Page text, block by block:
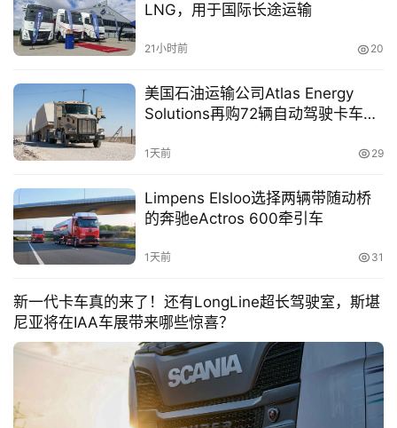
首
页
家
LNG，用于国际长途运输
21小时前 20
美国石油运输公司Atlas Energy
Solutions再购72辆自动驾驶卡车，
1天前 29
Limpens Elsloo选择两辆带随动桥
的奔驰eActros 600牵引车
1天前 31
新一代卡车真的来了！还有LongLine超长驾驶室，斯堪
尼亚将在IAA车展带来哪些惊喜？